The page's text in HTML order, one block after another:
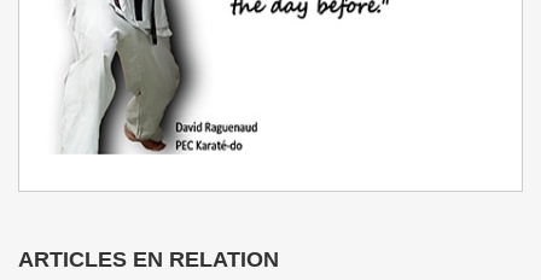
ARTICLES EN RELATION